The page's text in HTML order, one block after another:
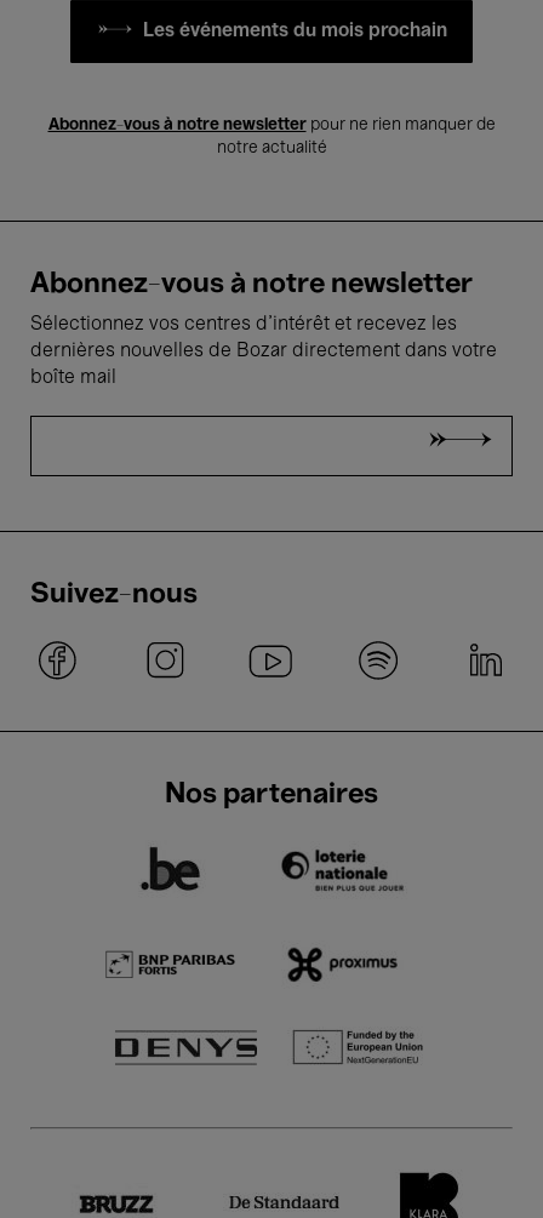
Les événements du mois prochain
Abonnez-vous à notre newsletterpour ne rien manquer de
notre actualité
Abonnez-vous à notre newsletter
Sélectionnez vos centres d'intérêt et recevez les
dernières nouvelles de Bozar directement dans votre
boîte mail
Suivez-nous
Nos partenaires